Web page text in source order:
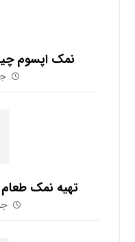
نمک اپسوم
تهیه نمک طعام